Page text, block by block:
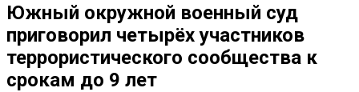
Южный окружной военный суд
приговорил четырёх участников
террористического сообщества к
срокам до 9 лет